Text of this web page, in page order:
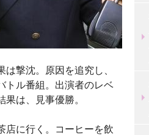
撃沈。原因を追究し、
トル番組。出演者のレベ
は、見事優勝。
店に行く。コーヒーを飲